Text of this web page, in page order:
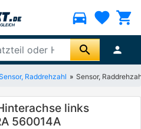
directions_car favorite shopping_cart
search person
Raddrehzahl Sensor,
links
560014A